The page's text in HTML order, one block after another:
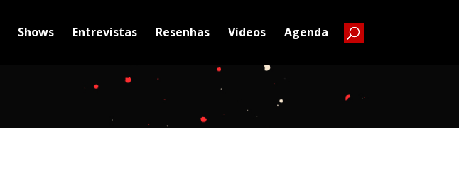
Shows Entrevistas Resenhas Vídeos Agenda